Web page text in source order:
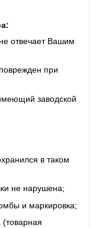
отвечает Вашим
при
заводской
в таком
не нарушена;
и маркировка;